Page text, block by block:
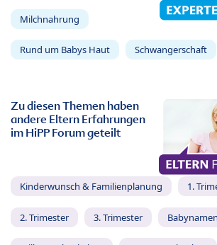
Milchnahrung
Rund um Babys Haut Schwangerschaft
Zu diesen Themen haben
andere Eltern Erfahrungen
im HiPP Forum geteilt
Kinderwunsch & Familienplanung 1.
2. Trimester 3. Trimester Babynamen